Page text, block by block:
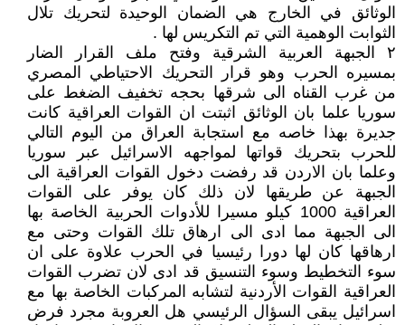
الوثائق في الخارج هي الضمان الوحيدة لتحريك تلال
الثوابت الوهمية التي تم التكريس لها .
٢ الجبهة العربية الشرقية وفتح ملف القرار الضار
بمسيره الحرب وهو قرار التحريك الاحتياطي المصري
من غرب القناه الى شرقها بحجه تخفيف الضغط على
سوريا علما بان الوثائق اثبتت ان القوات العراقية كانت
جديرة بهذا خاصه مع استجابة العراق من اليوم التالي
للحرب بتحريك قواتها لمواجهه الاسرائيل عبر سوريا
وعلما بان الاردن قد رفضت دخول القوات العراقية الى
الجبهة عن طريقها لان ذلك كان يوفر على القوات
العراقية 1000 كيلو مسيرا للأدوات الحربية الخاصة بها
الى الجبهة مما ادى الى ارهاق تلك القوات وحتى مع
ارهاقها كان لها دورا رئيسيا في الحرب علاوة على ان
سوء التخطيط وسوء التنسيق قد ادى لان تضرب القوات
العراقية القوات الأردنية لتشابه المركبات الخاصة بها مع
اسرائيل يبقى السؤال الرئيسي هل العروبة مجرد فرض